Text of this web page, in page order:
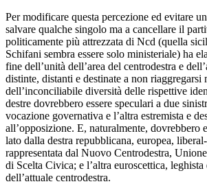
Per modificare questa percezione ed evitare
salvare qualche singolo ma a cancellare il
politicamente più attrezzata di Ncd (quella
Schifani sembra essere solo ministeriale) ha
fine dell’unità dell’area del centrodestra e
distinte, distanti e destinate a non riaggregarsi
dell’inconciliabile diversità delle rispettive
destre dovrebbero essere speculari a due
vocazione governativa e l’altra estremista e
all’opposizione. E, naturalmente, dovrebbero
lato dalla destra repubblicana, europea,
rappresentata dal Nuovo Centrodestra,
di Scelta Civica; e l’altra euroscettica, leghista
dell’attuale centrodestra.